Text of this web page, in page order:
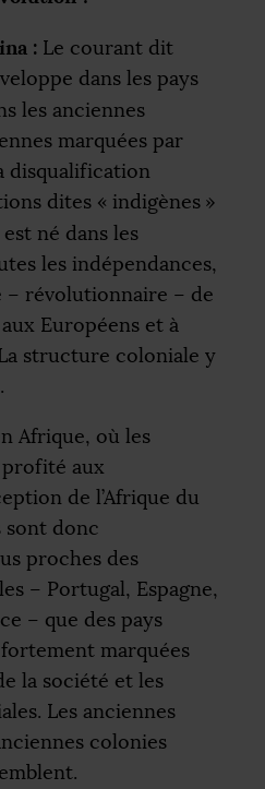
: Le courant dit
dans les pays
les anciennes
marquées par
disqualification
dites « indigènes »
né dans les
les indépendances,
révolutionnaire – de
Européens et à
structure coloniale y
Afrique, où les
aux
de l’Afrique du
sont donc
proches des
– Portugal, Espagne,
– que des pays
marquées
la société et les
Les anciennes
colonies